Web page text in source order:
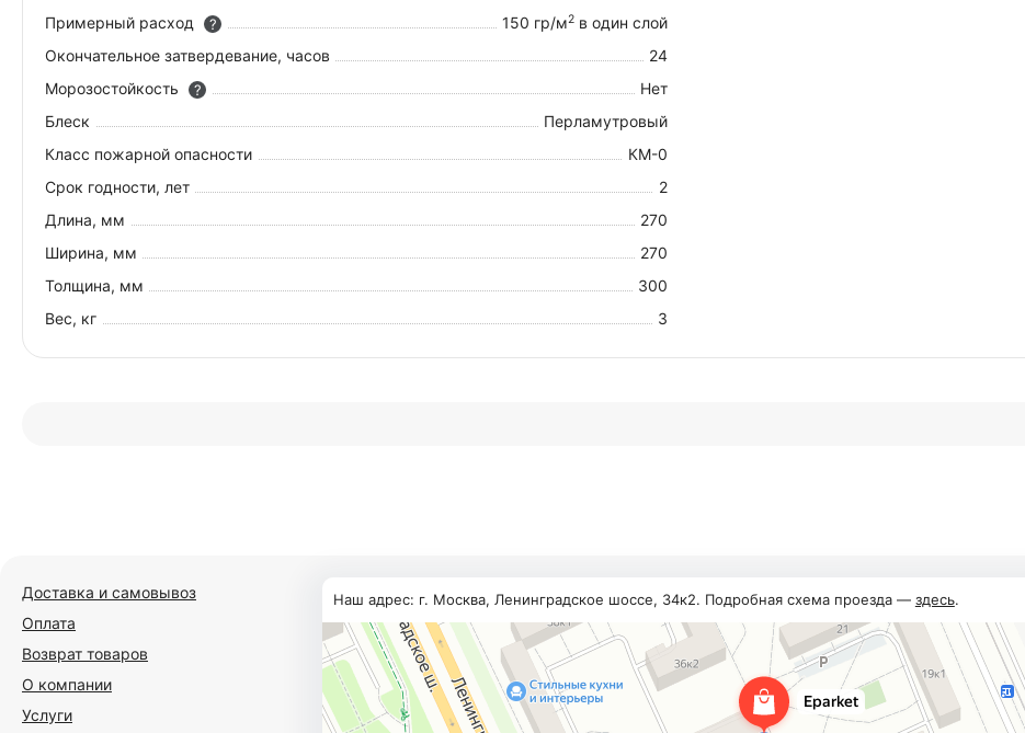
Примерный расход
? 150 гр/м2в один слой
Окончательное затвердевание, часов
24
Морозостойкость
?
Нет
Блеск
Перламутровый
Класс пожарной опасности
КМ-0
Срок годности, лет
2
Длина, мм
270
Ширина, мм
270
Толщина, мм
300
Вес, кг
3
Доставка и самовывоз
Оплата
Возврат товаров
О компании
Услуги
Наш адрес: г. Москва, Ленинградское шоссе, 34к2. Подробная схема проезда — здесь.